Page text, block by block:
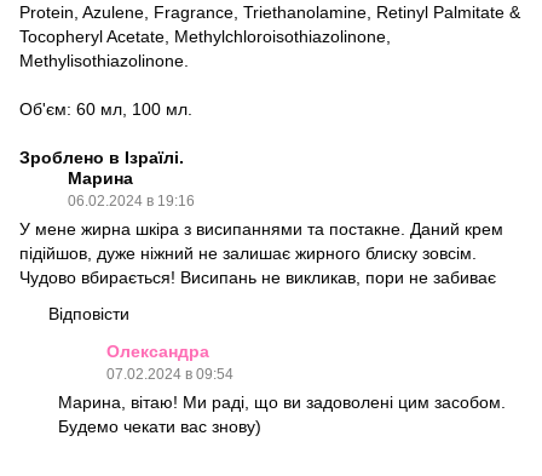
Protein, Azulene, Fragrance, Triethanolamine, Retinyl Palmitate &
Tocopheryl Acetate, Methylchloroisothiazolinone,
Methylisothiazolinone.
Об'єм: 60 мл, 100 мл.
Зроблено в Ізраїлі.
Марина
06.02.2024 в 19:16
У мене жирна шкіра з висипаннями та постакне. Даний крем
підійшов, дуже ніжний не залишає жирного блиску зовсім.
Чудово вбирається! Висипань не викликав, пори не забиває
Відповісти
Олександра
07.02.2024 в 09:54
Марина, вітаю! Ми раді, що ви задоволені цим засобом.
Будемо чекати вас знову)